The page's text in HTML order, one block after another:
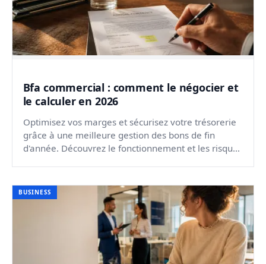
Bfa commercial : comment le négocier et
le calculer en 2026
Optimisez vos marges et sécurisez votre trésorerie
grâce à une meilleure gestion des bons de fin
d'année. Découvrez le fonctionnement et les risques
BUSINESS